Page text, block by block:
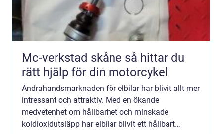
Mc-verkstad skåne så hittar du
rätt hjälp för din motorcykel
Andrahandsmarknaden för elbilar har blivit allt mer
intressant och attraktiv. Med en ökande
medvetenhet om hållbarhet och minskade
koldioxidutsläpp har elbilar blivit ett hållbart